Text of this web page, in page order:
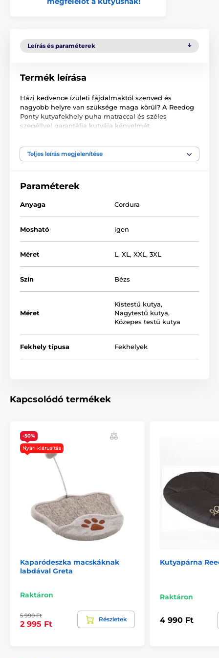
Leírás és paraméterek
Termék leírása
Házi kedvence ízületi fájdalmaktól szenved és
nagyobb helyre van szüksége maga körül? A Reedog
Ponty kutyafekhely puha matraccal és széles
szegéllyel garantálja kutyája kényelmét.
karbantartása nem igényes és a huzat mosógépben is
mosható. Az ellenálló és tartós Cordura anyag és
nagyobb kutyafajták számára is. Négy különböző
méret közül választhat. (*Kézzel varrott termékek, így a
A termék előnyei:
minőségi és tartós anyag
minden kutyának megfelelő
mosható
A termék hátrányai:
Teljes leírás megjelenítése
Paraméterek
Anyaga Cordura
Mosható igen
Méret L, XL, XXL, 3XL
Szín Bézs
Méret
Kistestű kutya,
Nagytestű kutya,
Közepes testű kutya
Fekhely típusa Fekhelyek
Kapcsolódó termékek
-50%
Nyári kiárusítás
Kaparódeszka macskáknak
labdával Greta
Raktáron
5 990 Ft
2 995 Ft
Részletek
Kutyapárna
Raktáron
4 990 Ft